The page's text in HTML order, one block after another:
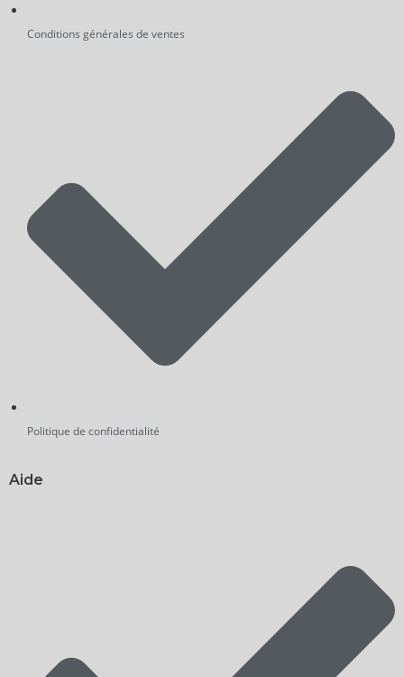
Conditions générales de ventes
Politique de confidentialité
Aide